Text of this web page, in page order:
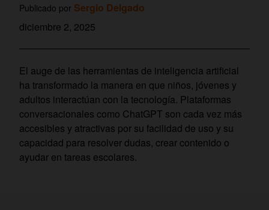
Publicado por Sergio Delgado
diciembre 2, 2025
El auge de las herramientas de inteligencia artificial
ha transformado la manera en que niños, jóvenes y
adultos interactúan con la tecnología. Plataformas
conversacionales como ChatGPT son cada vez más
accesibles y atractivas por su facilidad de uso y su
capacidad para resolver dudas, crear contenido o
ayudar en tareas escolares.